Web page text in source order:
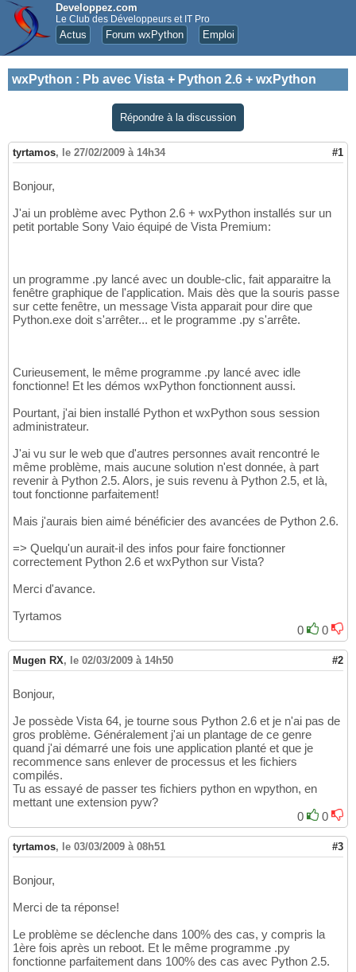
Developpez.com
Le Club des Développeurs et IT Pro
Actus Forum wxPython Emploi
wxPython : Pb avec Vista + Python 2.6 + wxPython
Répondre à la discussion
tyrtamos, le 27/02/2009 à 14h34 #1
Bonjour,
J'ai un problème avec Python 2.6 + wxPython installés sur un
petit portable Sony Vaio équipé de Vista Premium:
un programme .py lancé avec un double-clic, fait apparaitre la
fenêtre graphique de l'application. Mais dès que la souris passe
sur cette fenêtre, un message Vista apparait pour dire que
Python.exe doit s'arrêter... et le programme .py s'arrête.
Curieusement, le même programme .py lancé avec idle
fonctionne! Et les démos wxPython fonctionnent aussi.
Pourtant, j'ai bien installé Python et wxPython sous session
administrateur.
J'ai vu sur le web que d'autres personnes avait rencontré le
même problème, mais aucune solution n'est donnée, à part
revenir à Python 2.5. Alors, je suis revenu à Python 2.5, et là,
tout fonctionne parfaitement!
Mais j'aurais bien aimé bénéficier des avancées de Python 2.6.
=> Quelqu'un aurait-il des infos pour faire fonctionner
correctement Python 2.6 et wxPython sur Vista?
Merci d'avance.
Tyrtamos
0
0
Mugen RX, le 02/03/2009 à 14h50 #2
Bonjour,
Je possède Vista 64, je tourne sous Python 2.6 et je n'ai pas de
gros problème. Généralement j'ai un plantage de ce genre
quand j'ai démarré une fois une application planté et que je
recommence sans enlever de processus et les fichiers
compilés.
Tu as essayé de passer tes fichiers python en wpython, en
mettant une extension pyw?
0
0
tyrtamos, le 03/03/2009 à 08h51 #3
Bonjour,
Merci de ta réponse!
Le problème se déclenche dans 100% des cas, y compris la
1ère fois après un reboot. Et le même programme .py
fonctionne parfaitement dans 100% des cas avec Python 2.5.